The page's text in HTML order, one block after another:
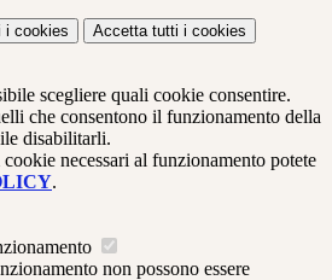
i cookies Accetta tutti i cookies
scegliere quali cookie consentire.
che consentono il funzionamento della
disabilitarli.
necessari al funzionamento potete
.
non possono essere